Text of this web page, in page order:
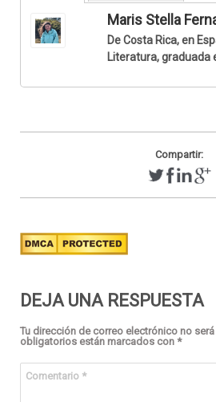
Maris Stella
De Costa Rica, en
Literatura, graduada
Compartir:
DEJA UNA RESPUESTA
Tu dirección de correo electrónico no
obligatorios están marcados con *
Comentario *